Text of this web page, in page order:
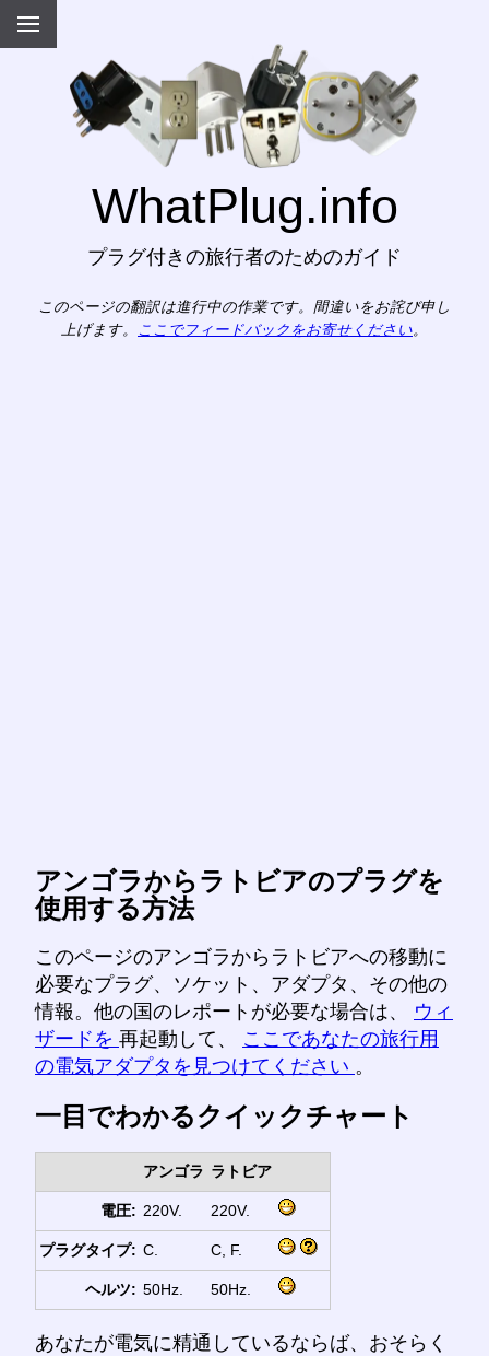
WhatPlug.info
プラグ付きの旅行者のためのガイド
このページの翻訳は進行中の作業です。間違いをお詫び申し
上げます。
ここでフィードバックをお寄せください。
アンゴラからラトビアのプラグを
使用する方法
このページのアンゴラからラトビアへの移動に
必要なプラグ、ソケット、アダプタ、その他の
情報。他の国のレポートが必要な場合は、 ウィ
ザードを 再起動して、 ここであなたの旅行用
の電気アダプタを見つけてください 。
一目でわかるクイックチャート
アンゴラ ラトビア
電圧: 220V. 220V.
プラグタイプ: C. C, F.
ヘルツ: 50Hz. 50Hz.
あなたが電気に精通しているならば、おそらく